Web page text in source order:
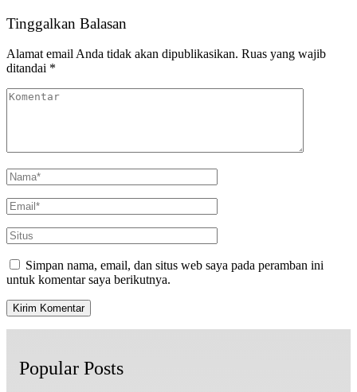
Tinggalkan Balasan
Alamat email Anda tidak akan dipublikasikan. Ruas yang wajib
ditandai *
Simpan nama, email, dan situs web saya pada peramban ini
untuk komentar saya berikutnya.
Popular Posts